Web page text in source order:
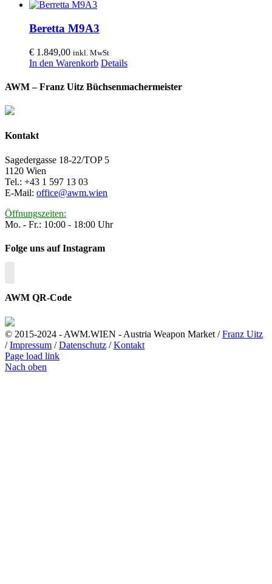
Beretta M9A3
€ 1.849,00 inkl. MwSt
In den Warenkorb Details
AWM – Franz Uitz Büchsenmachermeister
Kontakt
Sagedergasse 18-22/TOP 5
1120 Wien
Tel.: +43 1 597 13 03
E-Mail: office@awm.wien
Öffnungszeiten:
Mo. - Fr.: 10:00 - 18:00 Uhr
Folge uns auf Instagram
AWM QR-Code
© 2015-2024 - AWM.WIEN - Austria Weapon Market /Franz Uitz
/Impressum /Datenschutz /Kontakt
Page load link
Nach oben